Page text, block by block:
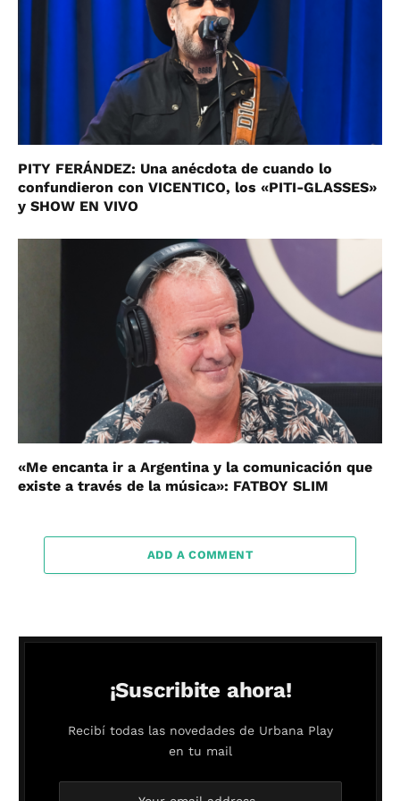
PITY FERÁNDEZ: Una anécdota de cuando lo
confundieron con VICENTICO, los «PITI-GLASSES»
y SHOW EN VIVO
«Me encanta ir a Argentina y la comunicación que
existe a través de la música»: FATBOY SLIM
ADD A COMMENT
¡Suscribite ahora!
Recibí todas las novedades de Urbana Play
en tu mail